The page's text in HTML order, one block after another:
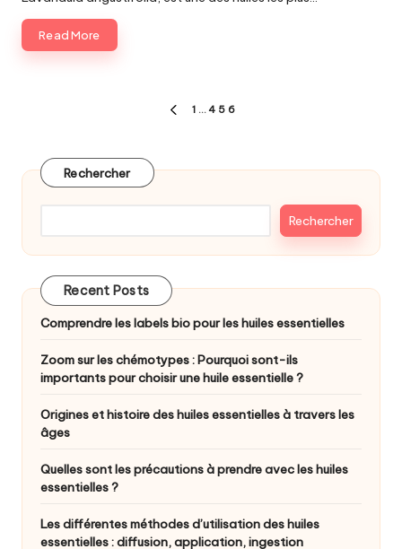
Read More
publications
PREVIOUS
1 … 4 5 6
Rechercher
Rechercher
Recent Posts
Comprendre les labels bio pour les huiles essentielles
Zoom sur les chémotypes : Pourquoi sont-ils
importants pour choisir une huile essentielle ?
Origines et histoire des huiles essentielles à travers les
âges
Quelles sont les précautions à prendre avec les huiles
essentielles ?
Les différentes méthodes d’utilisation des huiles
essentielles : diffusion, application, ingestion